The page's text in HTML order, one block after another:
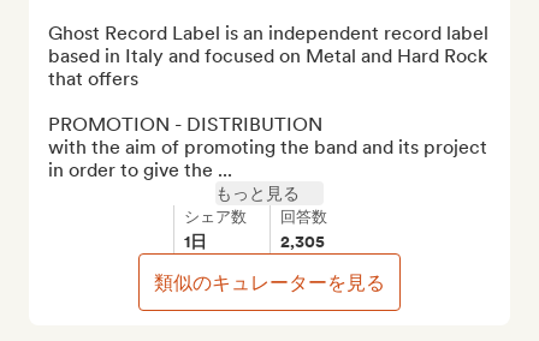
Ghost Record Label is an independent record label
based in Italy and focused on Metal and Hard Rock
that offers
PROMOTION - DISTRIBUTION
with the aim of promoting the band and its project
in order to give the ...
もっと見る
シェア数
1日
回答数
2,305
類似のキュレーターを見る